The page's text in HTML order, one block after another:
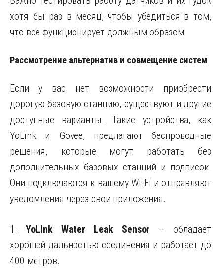
хотя бы раз в месяц, чтобы убедиться в том,
что всё функционирует должным образом.
Рассмотрение альтернатив и совмещение систем
Если у вас нет возможности приобрести
дорогую базовую станцию, существуют и другие
доступные варианты. Такие устройства, как
YoLink и Govee, предлагают беспроводные
решения, которые могут работать без
дополнительных базовых станций и подписок.
Они подключаются к вашему Wi-Fi и отправляют
уведомления через свои приложения.
1. YoLink Water Leak Sensor — обладает
хорошей дальностью соединения и работает до
400 метров.